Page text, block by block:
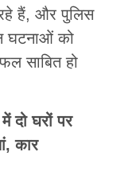
हैं, और पुलिस
घटनाओं को
साबित हो
दो घरों पर
कार